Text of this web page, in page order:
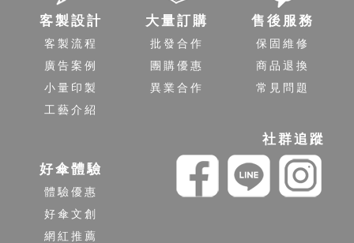
客製設計
客製流程
廣告案例
小量印製
工藝介紹
大量訂購
批發合作
團購優惠
異業合作
售後服務
保固維修
商品退換
常見問題
好傘體驗
體驗優惠
好傘文創
網紅推薦
社群追蹤